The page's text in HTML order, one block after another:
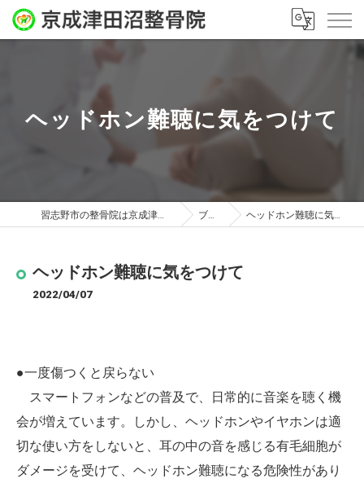
ヘッドホン難聴に気をつけて
習志野市の整骨院は京成津田沼整骨院 ブログ ヘッドホン難聴に気をつけて
ヘッドホン難聴に気をつけて
2022/04/07
●一度傷つくと戻らない
スマートフォンなどの普及で、日常的に音楽を聴く機
会が増えています。しかし、ヘッドホンやイヤホンは適
切な使い方をしないと、耳の中の音を感じる有毛細胞が
ダメージを受けて、ヘッドホン難聴になる危険性があり